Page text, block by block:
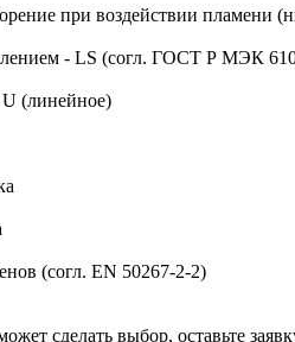
при воздействии пламени
- LS (согл. ГОСТ Р МЭК
(линейное)
(согл. EN 50267-2-2)
сделать выбор, оставьте